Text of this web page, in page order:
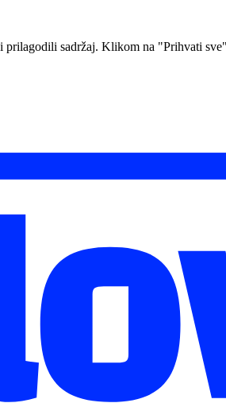
sadržaj. Klikom na "Prihvati